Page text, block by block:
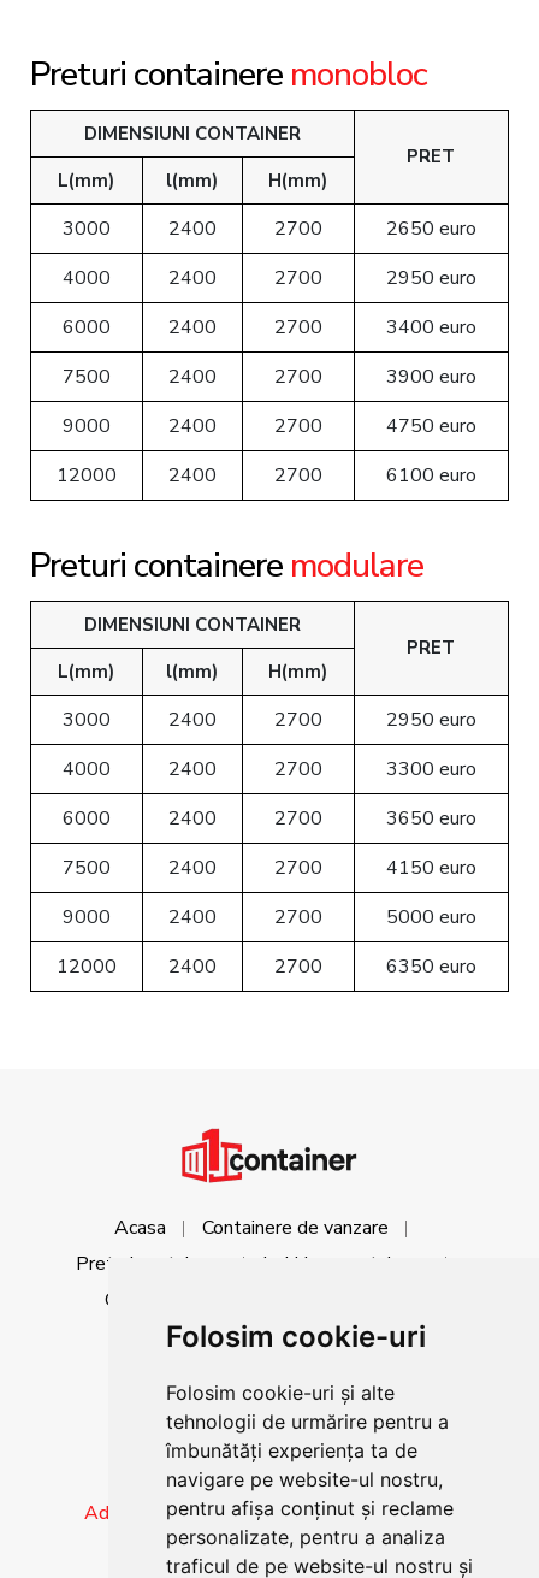
Folosim cookie-uri
Folosim cookie-uri și alte
tehnologii de urmărire pentru a
îmbunătăți experiența ta de
navigare pe website-ul nostru,
pentru afișa conținut și reclame
personalizate, pentru a analiza
traficul de pe website-ul nostru și
Preturi containere monobloc
DIMENSIUNI CONTAINER
PRET
L(mm)
l(mm) H(mm)
3000 2400 2700
2650 euro
4000
2400 2700
2950 euro
6000
2400 2700
3400 euro
7500
2400 2700
3900 euro
9000
2400 2700
4750 euro
12000
2400 2700 6100 euro
Preturi containere modulare
DIMENSIUNI CONTAINER
PRET
L(mm)
l(mm) H(mm)
3000 2400 2700
2950 euro
4000
2400 2700
3300 euro
6000
2400 2700
3650 euro
7500
2400 2700
4150 euro
9000
2400 2700
5000 euro
12000
2400 2700 6350 euro
Acasa
Containere de vanzare
Preturi containere
Inchiriere containere
Galerie foto
Tel: +40 733 533 110
Adresa: Galati - DN 26 - Km. 7.2 - Romania